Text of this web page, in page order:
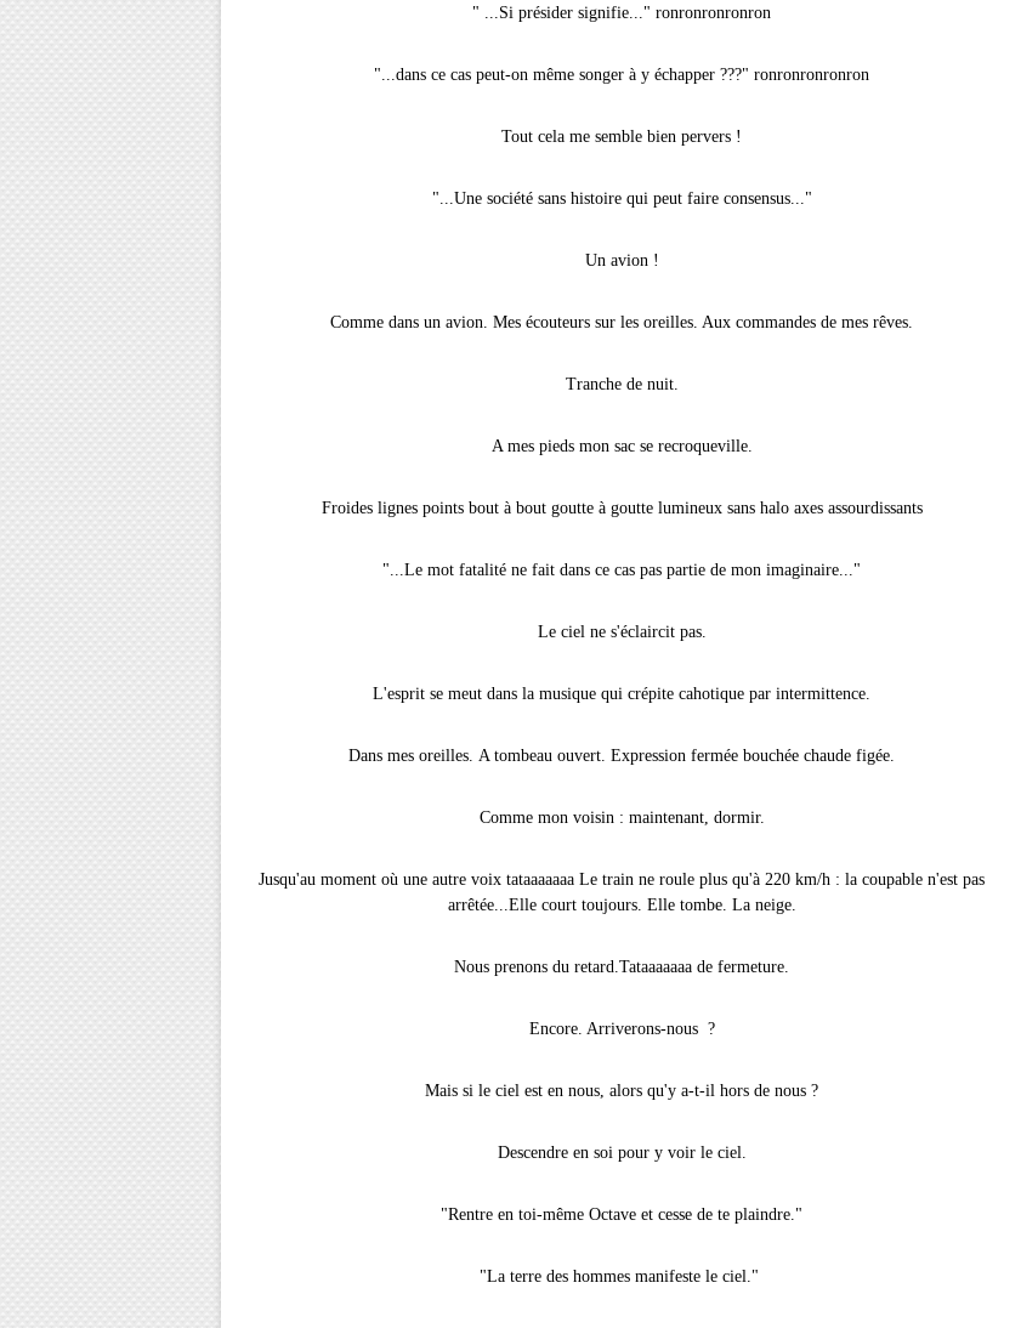
" ...Si présider signifie..." ronronronronron
"...dans ce cas peut-on même songer à y échapper ???" ronronronronron
Tout cela me semble bien pervers !
"...Une société sans histoire qui peut faire consensus..."
Un avion !
Comme dans un avion. Mes écouteurs sur les oreilles. Aux commandes de mes rêves.
Tranche de nuit.
A mes pieds mon sac se recroqueville.
Froides lignes points bout à bout goutte à goutte lumineux sans halo axes assourdissants
"...Le mot fatalité ne fait dans ce cas pas partie de mon imaginaire..."
Le ciel ne s'éclaircit pas.
L'esprit se meut dans la musique qui crépite cahotique par intermittence.
Dans mes oreilles. A tombeau ouvert. Expression fermée bouchée chaude figée.
Comme mon voisin : maintenant, dormir.
Jusqu'au moment où une autre voix tataaaaaaa Le train ne roule plus qu'à 220 km/h : la coupable n'est pas
arrêtée...Elle court toujours. Elle tombe. La neige.
Nous prenons du retard.Tataaaaaaa de fermeture.
Encore. Arriverons-nous ?
Mais si le ciel est en nous, alors qu'y a-t-il hors de nous ?
Descendre en soi pour y voir le ciel.
"Rentre en toi-même Octave et cesse de te plaindre."
"La terre des hommes manifeste le ciel."